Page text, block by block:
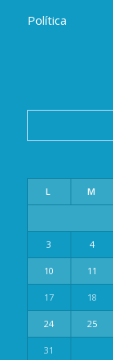
Política
L M
3 4
10 11
17 18
24 25
31